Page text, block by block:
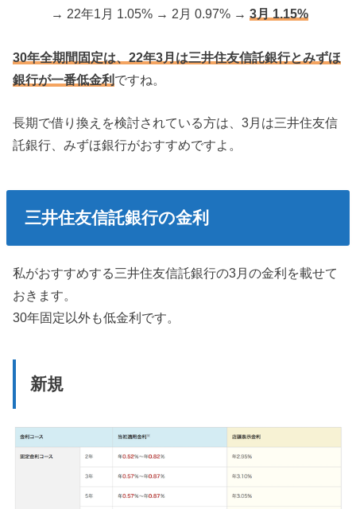
→ 22年1月 1.05% → 2月 0.97% →3月 1.15%
30年全期間固定は、22年3月は三井住友信託銀行とみずほ
銀行が一番低金利 ですね。
長期で借り換えを検討されている方は、3月は三井住友信
託銀行、みずほ銀行がおすすめですよ。
三井住友信託銀行の金利
私がおすすめする三井住友信託銀行の3月の金利を載せて
おきます。
30年固定以外も低金利です。
新規